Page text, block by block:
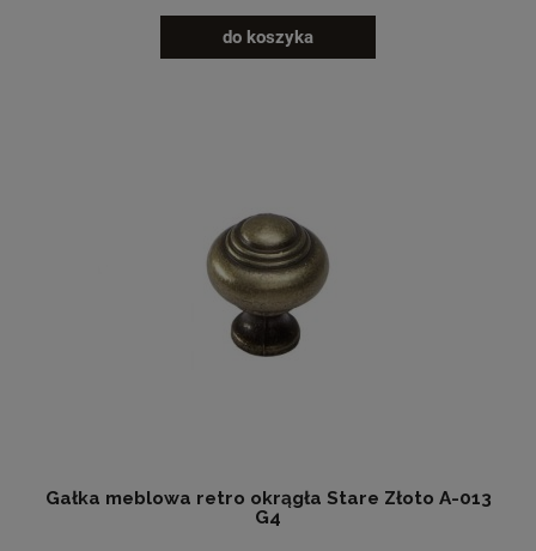
do koszyka
Gałka meblowa retro okrągła Stare Złoto A-013
G4